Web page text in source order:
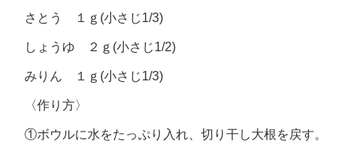
さとう １ｇ(小さじ1/3)
しょうゆ ２ｇ(小さじ1/2)
みりん １ｇ(小さじ1/3)
〈作り方〉
①ボウルに水をたっぷり入れ、切り干し大根を戻す。